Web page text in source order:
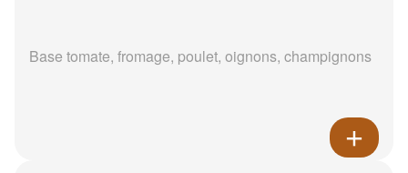
Base tomate, fromage, poulet, oignons, champignons